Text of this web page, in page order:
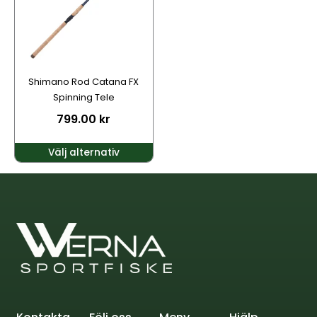
Shimano Rod Catana FX
Spinning Tele
799.00 kr
Välj alternativ
alternativen
kan
produktsidan